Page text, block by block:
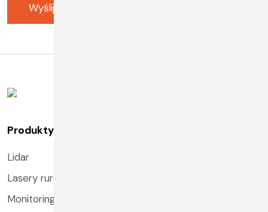
Wyślij
Produkty
Lidar
Lasery rurowe
Monitoring